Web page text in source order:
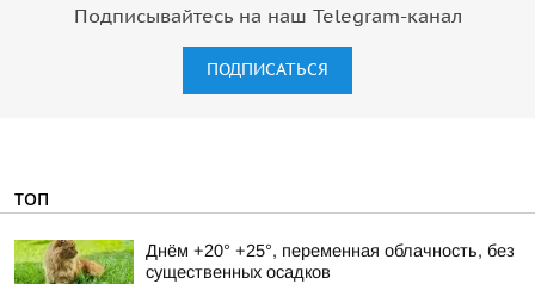
Подписывайтесь на наш Telegram-канал
ПОДПИСАТЬСЯ
ТОП
Днём +20° +25°, переменная облачность, без
существенных осадков